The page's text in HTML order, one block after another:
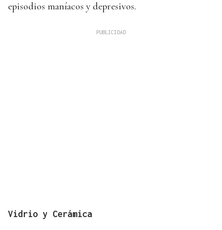
episodios maníacos y depresivos.
Vidrio y Cerámica